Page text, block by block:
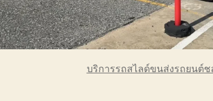
บริการรถสไลด์ขนส่งรถยนต์ช